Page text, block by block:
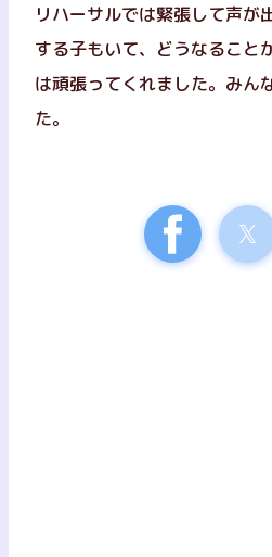
リハーサルでは緊張して声が
する子もいて、どうなること
は頑張ってくれました。みん
た。